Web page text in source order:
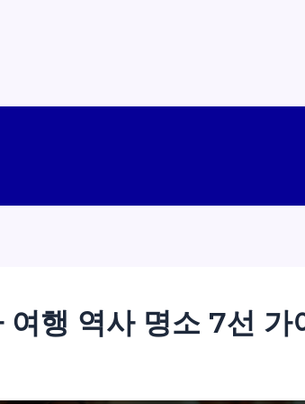
여행 역사 명소 7선 가